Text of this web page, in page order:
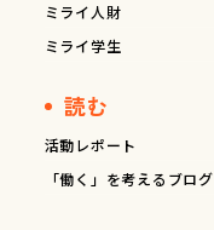
ミライ人財
ミライ学生
読む
活動レポート
「働く」を考えるブログ